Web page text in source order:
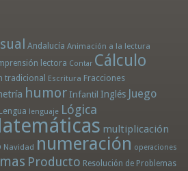
Andalucía Animación a la lectura
lectora Contar Cálculo
tradicional Escritura Fracciones
humor Infantil Inglés Juego
Lengua lenguaje Lógica
multiplicación
Navidad numeración operaciones
Producto Resolución de Problemas